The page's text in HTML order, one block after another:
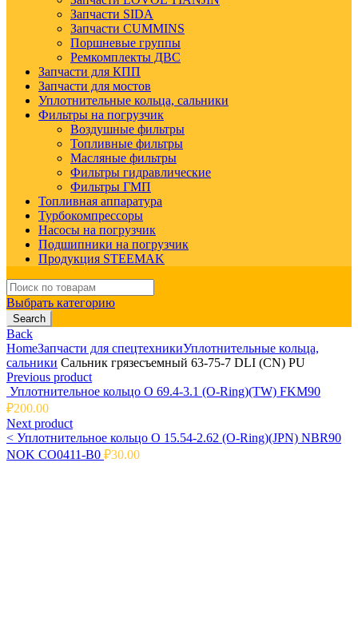
Запчасти SIDA
Запчасти CUMMINS
Поршневые группы
Ремкомплекты ДВС
Запчасти для КПП
Запчасти для мостов
Уплотнительные кольца, сальники
Фильтры на погрузчик
Воздушные фильтры
Топливные фильтры
Масляные фильтры
Фильтры гидравлические
Фильтры ГМП
Топливная аппаратура
Турбокомпрессоры
Насосы на погрузчик
Подшипники на погрузчик
Продукция STEEMAK
Search
for:
Выбрать категорию
Search
Back
HomeЗапчасти для спецтехникиУплотнительные кольца,
сальники Сальник грязесъемный 63-75-7 DLI (CN) PU
Previous product
Уплотнительное кольцо O 69.4-3.1 (O-Ring)(TW) FKM90
₽200.00
Next product
< Уплотнительное кольцо O 15.54-2.62 (O-Ring)(JPN) NBR90
NOK CO0411-B0 ₽30.00